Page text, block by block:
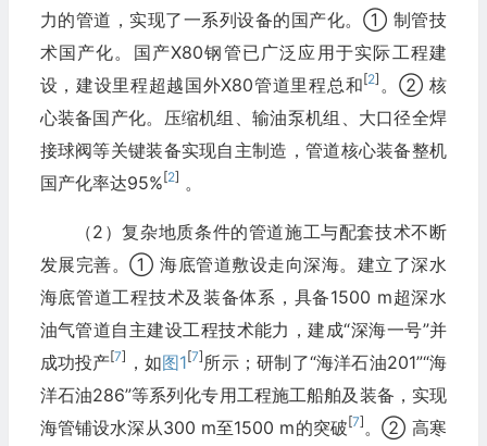
力的管道，实现了一系列设备的国产化。① 制管技
术国产化。国产X80钢管已广泛应用于实际工程建
设，建设里程超越国外X80管道里程总和[2] 。② 核
心装备国产化。压缩机组、输油泵机组、大口径全焊
接球阀等关键装备实现自主制造，管道核心装备整机
国产化率达95%[2] 。
（2）复杂地质条件的管道施工与配套技术不断
发展完善。① 海底管道敷设走向深海。建立了深水
海底管道工程技术及装备体系，具备1500 m超深水
油气管道自主建设工程技术能力，建成“深海一号”并
成功投产[7] ，如图1[7]所示；研制了“海洋石油201”“海
洋石油286”等系列化专用工程施工船舶及装备，实现
海管铺设水深从300 m至1500 m的突破[7]。② 高寒